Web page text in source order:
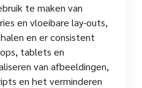
te maken van
en vloeibare lay-outs,
en er consistent
tablets en
van afbeeldingen,
en het verminderen